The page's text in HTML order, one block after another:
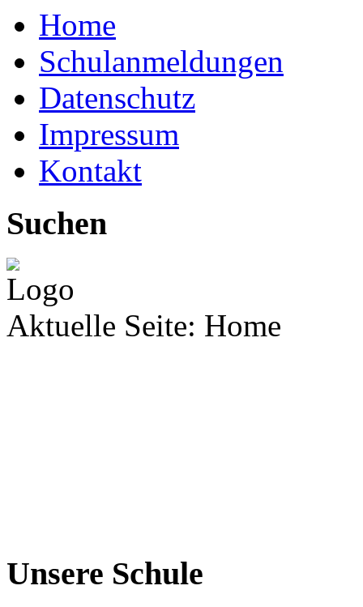
Home
Schulanmeldungen
Datenschutz
Impressum
Kontakt
Suchen
Aktuelle Seite: Home
Unsere Schule